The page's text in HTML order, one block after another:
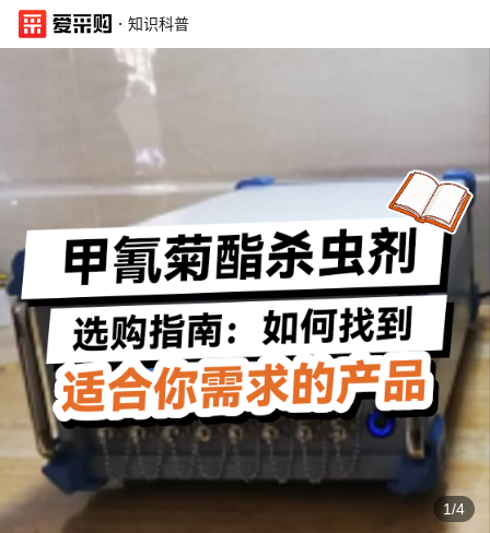
· 知识科普
1/4